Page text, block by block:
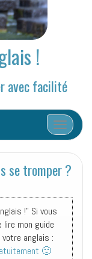
!
avec facilité
Afficher/
se tromper ?
!" Si vous
lire mon guide
anglais :
🙂